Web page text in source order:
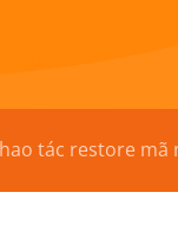
tác restore mã